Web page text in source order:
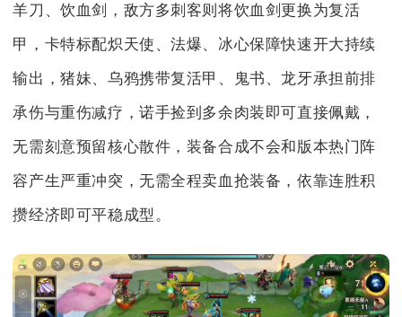
羊刀、饮血剑，敌方多刺客则将饮血剑更换为复活
甲，卡特标配炽天使、法爆、冰心保障快速开大持续
输出，猪妹、乌鸦携带复活甲、鬼书、龙牙承担前排
承伤与重伤减疗，诺手捡到多余肉装即可直接佩戴，
无需刻意预留核心散件，装备合成不会和版本热门阵
容产生严重冲突，无需全程卖血抢装备，依靠连胜积
攒经济即可平稳成型。